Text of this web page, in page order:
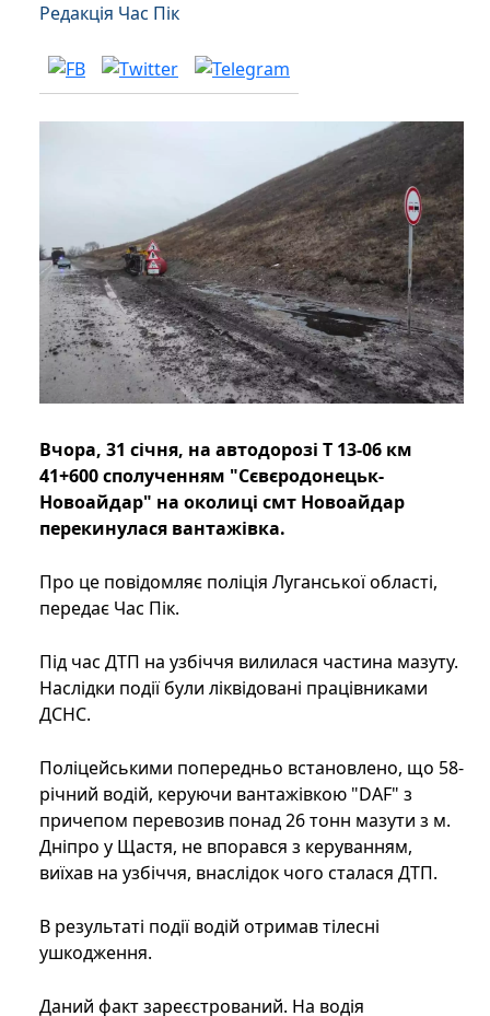
Редакція Час Пік
Вчора, 31 січня, на автодорозі Т 13-06 км
41+600 сполученням "Сєвєродонецьк-
Новоайдар" на околиці смт Новоайдар
перекинулася вантажівка.
Про це повідомляє поліція Луганської області,
передає Час Пік.
Під час ДТП на узбіччя вилилася частина мазуту.
Наслідки події були ліквідовані працівниками
ДСНС.
Поліцейськими попередньо встановлено, що 58-
річний водій, керуючи вантажівкою "DAF" з
причепом перевозив понад 26 тонн мазути з м.
Дніпро у Щастя, не впорався з керуванням,
виїхав на узбіччя, внаслідок чого сталася ДТП.
В результаті події водій отримав тілесні
ушкодження.
Даний факт зареєстрований. На водія